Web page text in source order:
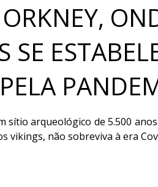
SE
sítio arqueológico de 5.500
vikings, não sobreviva à era